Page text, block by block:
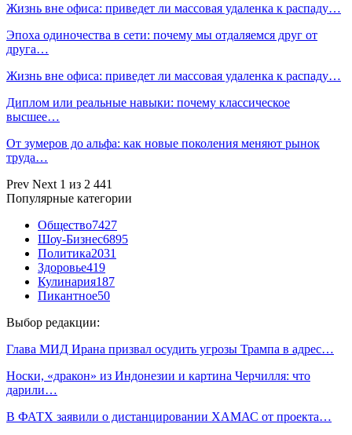
Жизнь вне офиса: приведет ли массовая удаленка к распаду…
Эпоха одиночества в сети: почему мы отдаляемся друг от
друга…
Жизнь вне офиса: приведет ли массовая удаленка к распаду…
Диплом или реальные навыки: почему классическое
высшее…
От зумеров до альфа: как новые поколения меняют рынок
труда…
Prev Next 1 из 2 441
Популярные категории
Общество7427
Шоу-Бизнес6895
Политика2031
Здоровье419
Кулинария187
Пикантное50
Выбор редакции:
Глава МИД Ирана призвал осудить угрозы Трампа в адрес…
Носки, «дракон» из Индонезии и картина Черчилля: что
дарили…
В ФАТХ заявили о дистанцировании ХАМАС от проекта…